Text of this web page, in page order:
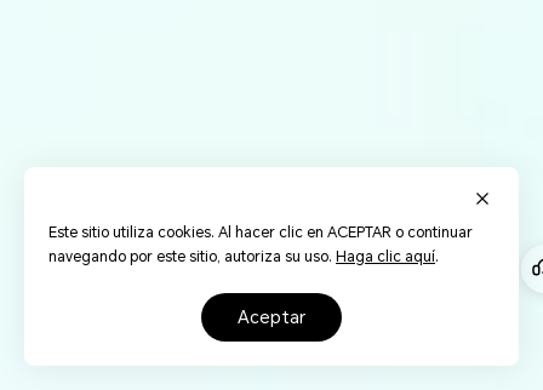
Este sitio utiliza cookies. Al hacer clic en ACEPTAR o continuar
navegando por este sitio, autoriza su uso. Haga clic aquí.
aceptar